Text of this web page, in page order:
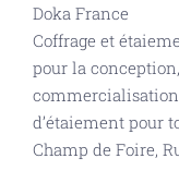
Doka France
Coffrage et
pour la
commercialisation
d’étaiement pour
Champ de Foire,